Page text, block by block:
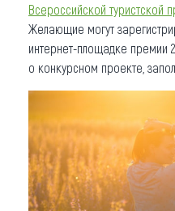
Всероссийской туристской
Желающие могут
интернет-площадке
о конкурсном проекте,